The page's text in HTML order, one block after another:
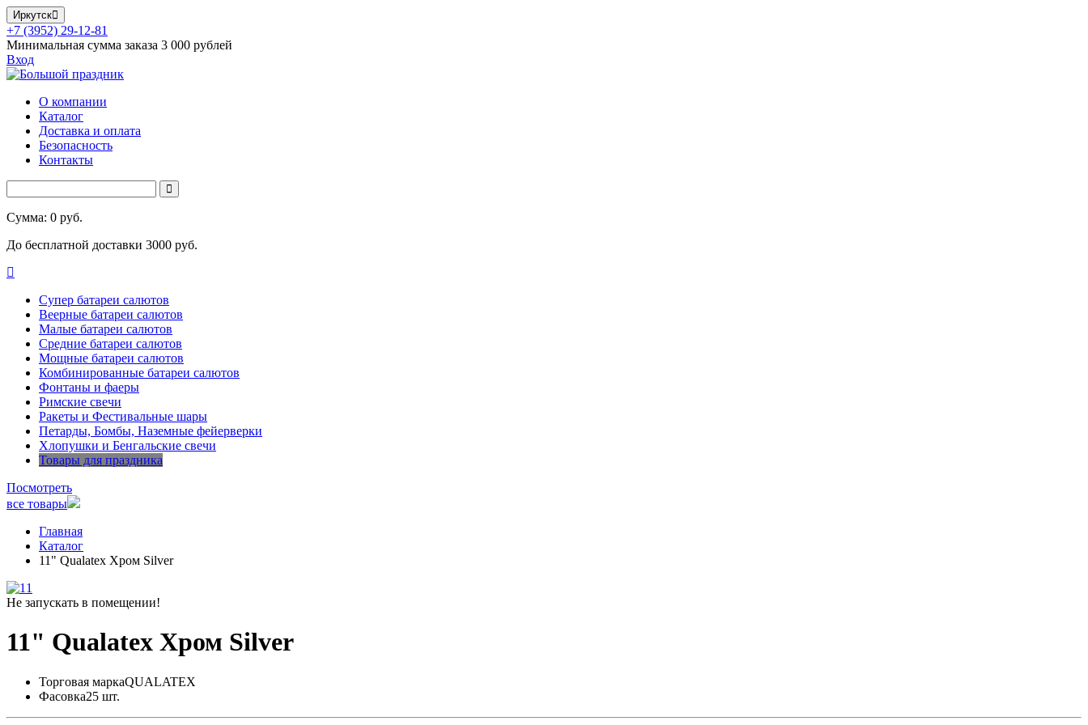
Иркутск
+7 (3952) 29-12-81
Минимальная сумма заказа 3 000 рублей
Вход
О компании
Каталог
Доставка и оплата
Безопасность
Контакты
Сумма: 0 руб.
До бесплатной доставки 3000 руб.
Супер батареи салютов
Веерные батареи салютов
Малые батареи салютов
Средние батареи салютов
Мощные батареи салютов
Комбинированные батареи салютов
Фонтаны и фаеры
Римские свечи
Ракеты и Фестивальные шары
Петарды, Бомбы, Наземные фейерверки
Хлопушки и Бенгальские свечи
Товары для праздника
Посмотреть
все товары
Главная
Каталог
11" Qualatex Хром Silver
Не запускать в помещении!
11" Qualatex Хром Silver
Торговая маркаQUALATEX
Фасовка25 шт.